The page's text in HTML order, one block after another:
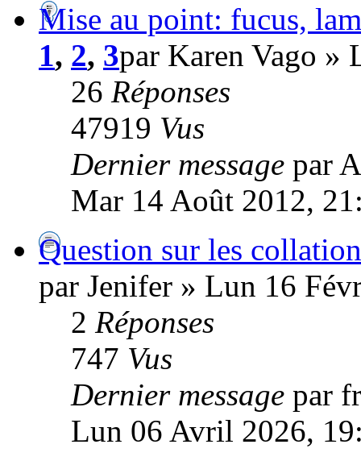
Mise au point: fucus,
1, 2, 3par Karen Vago »
26 Réponses
47919 Vus
Dernier message par
Mar 14 Août 2012,
Question sur les
par Jenifer » Lun 16
2 Réponses
747 Vus
Dernier message par
Lun 06 Avril 2026,